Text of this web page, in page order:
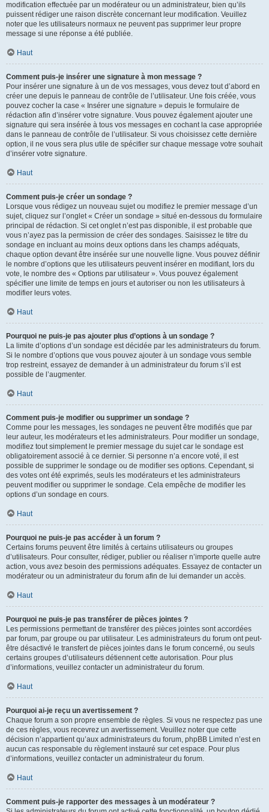
modification effectuée par un modérateur ou un administrateur, bien qu’ils
puissent rédiger une raison discrète concernant leur modification. Veuillez
noter que les utilisateurs normaux ne peuvent pas supprimer leur propre
message si une réponse a été publiée.
Haut
Comment puis-je insérer une signature à mon message ?
Pour insérer une signature à un de vos messages, vous devez tout d’abord en
créer une depuis le panneau de contrôle de l’utilisateur. Une fois créée, vous
pouvez cocher la case « Insérer une signature » depuis le formulaire de
rédaction afin d’insérer votre signature. Vous pouvez également ajouter une
signature qui sera insérée à tous vos messages en cochant la case appropriée
dans le panneau de contrôle de l’utilisateur. Si vous choisissez cette dernière
option, il ne vous sera plus utile de spécifier sur chaque message votre souhait
d’insérer votre signature.
Haut
Comment puis-je créer un sondage ?
Lorsque vous rédigez un nouveau sujet ou modifiez le premier message d’un
sujet, cliquez sur l’onglet « Créer un sondage » situé en-dessous du formulaire
principal de rédaction. Si cet onglet n’est pas disponible, il est probable que
vous n’ayez pas la permission de créer des sondages. Saisissez le titre du
sondage en incluant au moins deux options dans les champs adéquats,
chaque option devant être insérée sur une nouvelle ligne. Vous pouvez définir
le nombre d’options que les utilisateurs peuvent insérer en modifiant, lors du
vote, le nombre des « Options par utilisateur ». Vous pouvez également
spécifier une limite de temps en jours et autoriser ou non les utilisateurs à
modifier leurs votes.
Haut
Pourquoi ne puis-je pas ajouter plus d’options à un sondage ?
La limite d’options d’un sondage est décidée par les administrateurs du forum.
Si le nombre d’options que vous pouvez ajouter à un sondage vous semble
trop restreint, essayez de demander à un administrateur du forum s’il est
possible de l’augmenter.
Haut
Comment puis-je modifier ou supprimer un sondage ?
Comme pour les messages, les sondages ne peuvent être modifiés que par
leur auteur, les modérateurs et les administrateurs. Pour modifier un sondage,
modifiez tout simplement le premier message du sujet car le sondage est
obligatoirement associé à ce dernier. Si personne n’a encore voté, il est
possible de supprimer le sondage ou de modifier ses options. Cependant, si
des votes ont été exprimés, seuls les modérateurs et les administrateurs
peuvent modifier ou supprimer le sondage. Cela empêche de modifier les
options d’un sondage en cours.
Haut
Pourquoi ne puis-je pas accéder à un forum ?
Certains forums peuvent être limités à certains utilisateurs ou groupes
d’utilisateurs. Pour consulter, rédiger, publier ou réaliser n’importe quelle autre
action, vous avez besoin des permissions adéquates. Essayez de contacter un
modérateur ou un administrateur du forum afin de lui demander un accès.
Haut
Pourquoi ne puis-je pas transférer de pièces jointes ?
Les permissions permettant de transférer des pièces jointes sont accordées
par forum, par groupe ou par utilisateur. Les administrateurs du forum ont peut-
être désactivé le transfert de pièces jointes dans le forum concerné, ou seuls
certains groupes d’utilisateurs détiennent cette autorisation. Pour plus
d’informations, veuillez contacter un administrateur du forum.
Haut
Pourquoi ai-je reçu un avertissement ?
Chaque forum a son propre ensemble de règles. Si vous ne respectez pas une
de ces règles, vous recevrez un avertissement. Veuillez noter que cette
décision n’appartient qu’aux administrateurs du forum, phpBB Limited n’est en
aucun cas responsable du règlement instauré sur cet espace. Pour plus
d’informations, veuillez contacter un administrateur du forum.
Haut
Comment puis-je rapporter des messages à un modérateur ?